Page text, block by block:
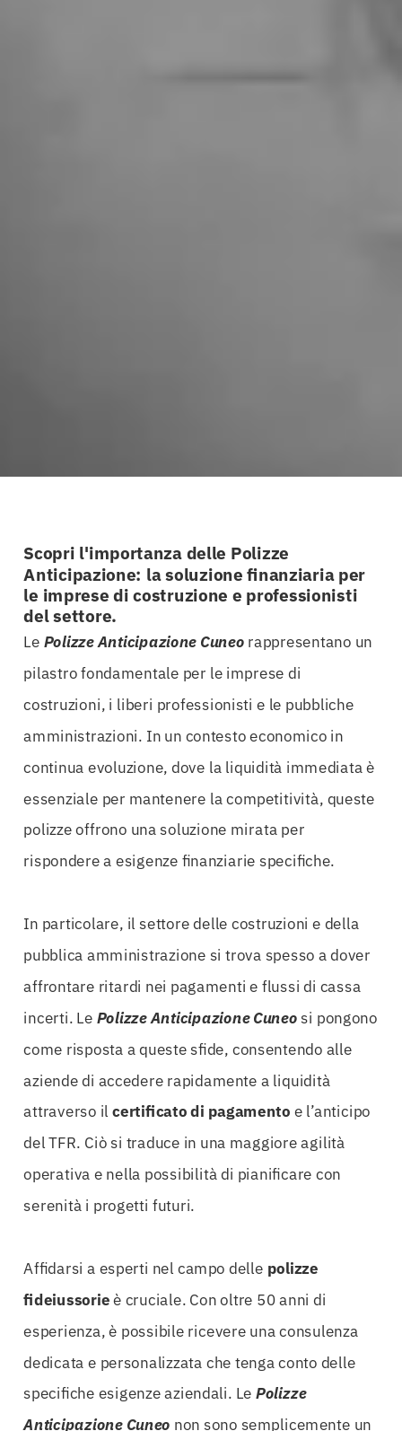
Scopri l'importanza delle Polizze
Anticipazione: la soluzione finanziaria per
le imprese di costruzione e professionisti
del settore.
Le Polizze Anticipazione Cuneo rappresentano un
pilastro fondamentale per le imprese di
costruzioni, i liberi professionisti e le pubbliche
amministrazioni. In un contesto economico in
continua evoluzione, dove la liquidità immediata è
essenziale per mantenere la competitività, queste
polizze offrono una soluzione mirata per
rispondere a esigenze finanziarie specifiche.
In particolare, il settore delle costruzioni e della
pubblica amministrazione si trova spesso a dover
affrontare ritardi nei pagamenti e flussi di cassa
incerti. Le Polizze Anticipazione Cuneosi pongono
come risposta a queste sfide, consentendo alle
aziende di accedere rapidamente a liquidità
attraverso ilcertificato di pagamento e l’anticipo
del TFR. Ciò si traduce in una maggiore agilità
operativa e nella possibilità di pianificare con
serenità i progetti futuri.
Affidarsi a esperti nel campo delle polizze
fideiussorieè cruciale. Con oltre 50 anni di
esperienza, è possibile ricevere una consulenza
dedicata e personalizzata che tenga conto delle
specifiche esigenze aziendali. LePolizze
Anticipazione Cuneo non sono semplicemente un